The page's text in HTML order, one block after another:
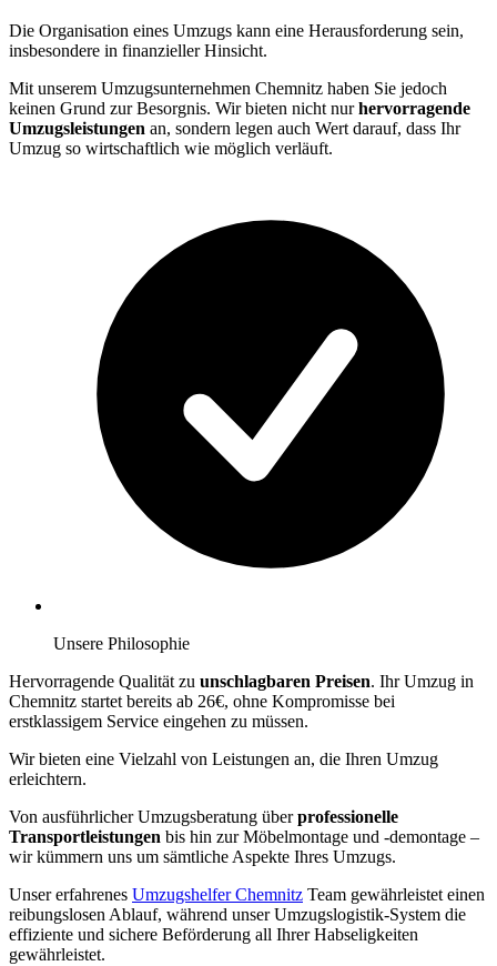
Die Organisation eines Umzugs kann eine Herausforderung sein,
insbesondere in finanzieller Hinsicht.
Mit unserem Umzugsunternehmen Chemnitz haben Sie jedoch
keinen Grund zur Besorgnis. Wir bieten nicht nurhervorragende
Umzugsleistungen an, sondern legen auch Wert darauf, dass Ihr
Umzug so wirtschaftlich wie möglich verläuft.
Unsere Philosophie
Hervorragende Qualität zu unschlagbaren Preisen. Ihr Umzug in
Chemnitz startet bereits ab 26€, ohne Kompromisse bei
erstklassigem Service eingehen zu müssen.
Wir bieten eine Vielzahl von Leistungen an, die Ihren Umzug
erleichtern.
Von ausführlicher Umzugsberatung überprofessionelle
Transportleistungen bis hin zur Möbelmontage und -demontage –
wir kümmern uns um sämtliche Aspekte Ihres Umzugs.
Unser erfahrenes Umzugshelfer Chemnitz Team gewährleistet einen
reibungslosen Ablauf, während unser Umzugslogistik-System die
effiziente und sichere Beförderung all Ihrer Habseligkeiten
gewährleistet.